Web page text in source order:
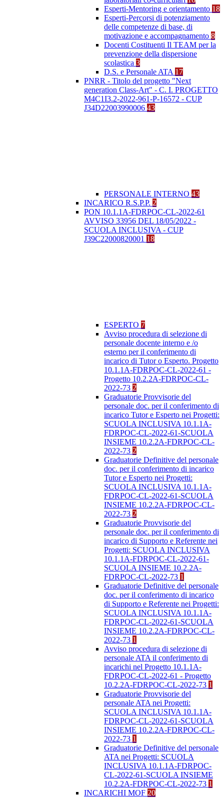
Esperti-Mentoring e orientamento 18
Esperti-Percorsi di potenziamento
delle competenze di base, di
motivazione e accompagnamento 8
Docenti Costituenti Il TEAM per la
prevenzione della dispersione
scolastica 3
D.S. e Personale ATA 17
PNRR - Titolo del progetto "Next
generation Class-Art" - C. I. PROGETTO
M4C1I3.2-2022-961-P-16572 - CUP
J34D22003990006 43
PERSONALE INTERNO 43
INCARICO R.S.P.P. 2
PON 10.1.1A-FDRPOC-CL-2022-61
AVVISO 33956 DEL 18/05/2022 -
SCUOLA INCLUSIVA - CUP
J39C22000820001 18
ESPERTO 7
Avviso procedura di selezione di
personale docente interno e /o
esterno per il conferimento di
incarico di Tutor o Esperto. Progetto
10.1.1A-FDRPOC-CL-2022-61 -
Progetto 10.2.2A-FDRPOC-CL-
2022-73 2
Graduatorie Provvisorie del
personale doc. per il conferimento di
incarico Tutor e Esperto nei Progetti:
SCUOLA INCLUSIVA 10.1.1A-
FDRPOC-CL-2022-61-SCUOLA
INSIEME 10.2.2A-FDRPOC-CL-
2022-73 2
Graduatorie Definitive del personale
doc. per il conferimento di incarico
Tutor e Esperto nei Progetti:
SCUOLA INCLUSIVA 10.1.1A-
FDRPOC-CL-2022-61-SCUOLA
INSIEME 10.2.2A-FDRPOC-CL-
2022-73 2
Graduatorie Provvisorie del
personale doc. per il conferimento di
incarico di Supporto e Referente nei
Progetti: SCUOLA INCLUSIVA
10.1.1A-FDRPOC-CL-2022-61-
SCUOLA INSIEME 10.2.2A-
FDRPOC-CL-2022-73 1
Graduatorie Definitive del personale
doc. per il conferimento di incarico
di Supporto e Referente nei Progetti:
SCUOLA INCLUSIVA 10.1.1A-
FDRPOC-CL-2022-61-SCUOLA
INSIEME 10.2.2A-FDRPOC-CL-
2022-73 1
Avviso procedura di selezione di
personale ATA il conferimento di
incarichi nel Progetto 10.1.1A-
FDRPOC-CL-2022-61 - Progetto
10.2.2A-FDRPOC-CL-2022-73 1
Graduatorie Provvisorie del
personale ATA nei Progetti:
SCUOLA INCLUSIVA 10.1.1A-
FDRPOC-CL-2022-61-SCUOLA
INSIEME 10.2.2A-FDRPOC-CL-
2022-73 1
Graduatorie Definitive del personale
ATA nei Progetti: SCUOLA
INCLUSIVA 10.1.1A-FDRPOC-
CL-2022-61-SCUOLA INSIEME
10.2.2A-FDRPOC-CL-2022-73 1
INCARICHI MOF 20